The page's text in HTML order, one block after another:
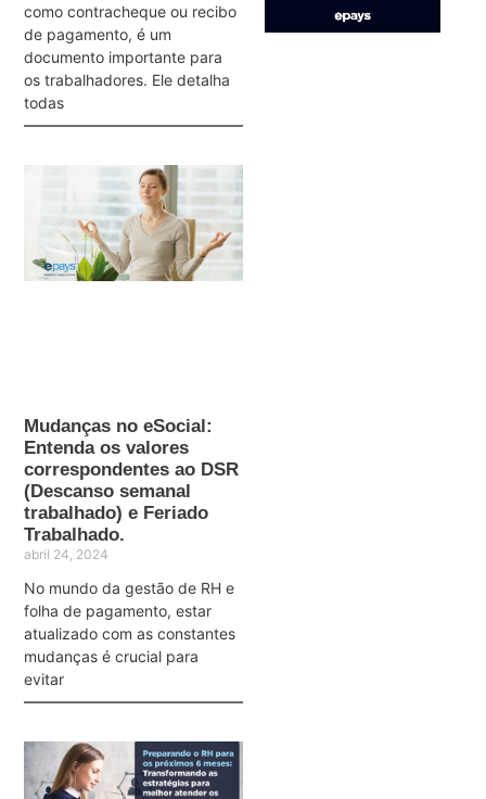
como contracheque ou recibo
de pagamento, é um
documento importante para
os trabalhadores. Ele detalha
todas
Mudanças no eSocial:
Entenda os valores
correspondentes ao DSR
(Descanso semanal
trabalhado) e Feriado
Trabalhado.
abril 24, 2024
No mundo da gestão de RH e
folha de pagamento, estar
atualizado com as constantes
mudanças é crucial para
evitar